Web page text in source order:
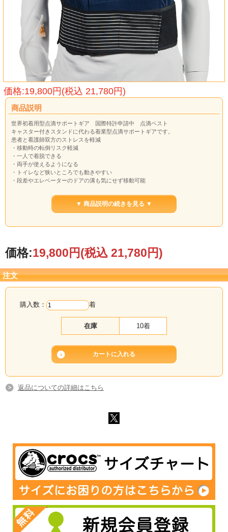
価格:19,800円(税込 21,780円)
商品説明
世界初着用型点滴サポートギア 国際特許申請中 点滴ベスト
キャスター付きスタンドに代わる着業型点滴サポートギアです。
患者と看護師双方のストレスを軽減
・移動時の転倒リスク軽減
・一人で着脱できる
・両手が使えるようになる
・トイレなど狭いところでも動きやすい
・段差やエレベーターのドアの溝も気にせず移動可能
▼ 商品説明の続きを見る ▼
価格:19,800円(税込 21,780円)
注文
購入数： 着
在庫 10着
返品についての詳細はこちら